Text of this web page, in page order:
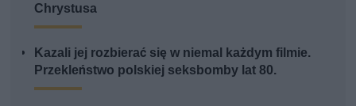
Chrystusa
Kazali jej rozbierać się w niemal każdym filmie.
Przekleństwo polskiej seksbomby lat 80.